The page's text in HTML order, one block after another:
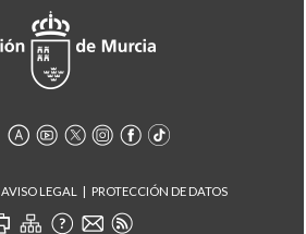
AVISO LEGAL PROTECCIÓN DE DATOS